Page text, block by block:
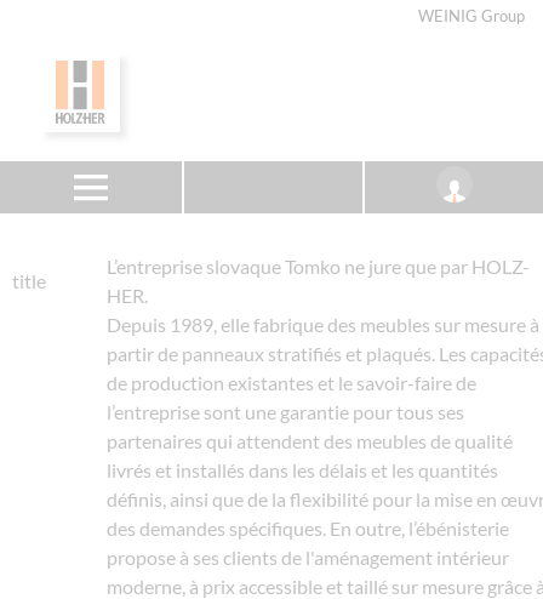
WEINIG Group
title
L’entreprise slovaque Tomko ne jure que par HOLZ-
HER.
Depuis 1989, elle fabrique des meubles sur mesure à
partir de panneaux stratifiés et plaqués. Les
de production existantes et le savoir-faire de
l’entreprise sont une garantie pour tous ses
partenaires qui attendent des meubles de qualité
livrés et installés dans les délais et les quantités
définis, ainsi que de la flexibilité pour la mise en
des demandes spécifiques. En outre, l’ébénisterie
propose à ses clients de l'aménagement intérieur
moderne, à prix accessible et taillé sur mesure grâce